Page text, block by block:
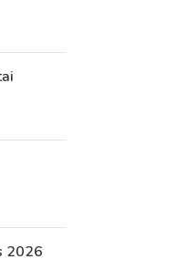
2026
galimybę
bet dar